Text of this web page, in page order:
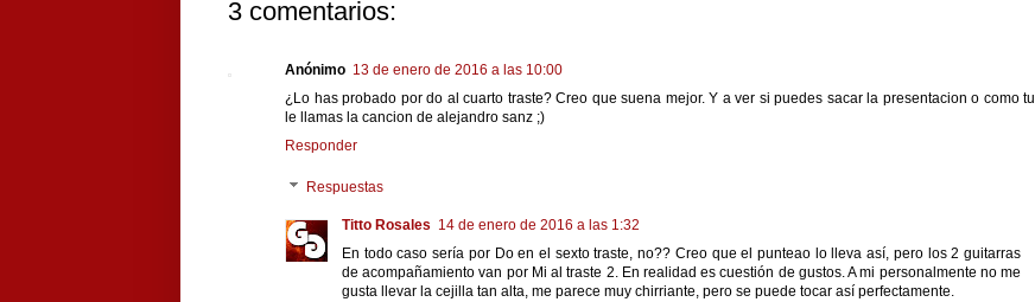
3 comentarios:
Anónimo 13 de enero de 2016 a las 10:00
¿Lo has probado por do al cuarto traste? Creo que suena mejor. Y a ver si puedes sacar la presentacion o como tu
le llamas la cancion de alejandro sanz ;)
Responder
Respuestas
Titto Rosales 14 de enero de 2016 a las 1:32
En todo caso sería por Do en el sexto traste, no?? Creo que el punteao lo lleva así, pero los 2 guitarras
de acompañamiento van por Mi al traste 2. En realidad es cuestión de gustos. A mi personalmente no me
gusta llevar la cejilla tan alta, me parece muy chirriante, pero se puede tocar así perfectamente.